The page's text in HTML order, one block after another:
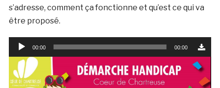
s’adresse, comment ça fonctionne et qu’est ce qui va
être proposé.
Lecteur
audio
00:00 00:00